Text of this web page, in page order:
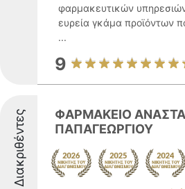
φαρμακευτικών υπηρεσιών
ευρεία γκάμα προϊόντων
...
9
Διακριθέντες
ΦΑΡΜΑΚΕΙΟ
ΠΑΠΑΓΕΩΡΓΙΟΥ